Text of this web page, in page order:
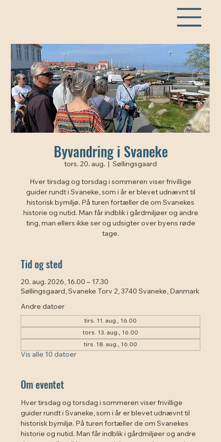
Byvandring i Svaneke
tors. 20. aug. Søllingsgaard
Hver tirsdag og torsdag i sommeren viser frivillige
guider rundt i Svaneke, som i år er blevet udnævnt til
historisk bymiljø. På turen fortæller de om Svanekes
historie og nutid. Man får indblik i gårdmiljøer og andre
ting, man ellers ikke ser og udsigter over byens røde
tage.
Tid og sted
20. aug. 2026, 16.00 – 17.30
Søllingsgaard, Svaneke Torv 2, 3740 Svaneke, Danmark
Andre datoer
tirs. 11. aug., 16.00
tors. 13. aug., 16.00
tirs. 18. aug., 16.00
Vis alle 10 datoer
Om eventet
Hver tirsdag og torsdag i sommeren viser frivillige
guider rundt i Svaneke, som i år er blevet udnævnt til
historisk bymiljø. På turen fortæller de om Svanekes
historie og nutid. Man får indblik i gårdmiljøer og andre